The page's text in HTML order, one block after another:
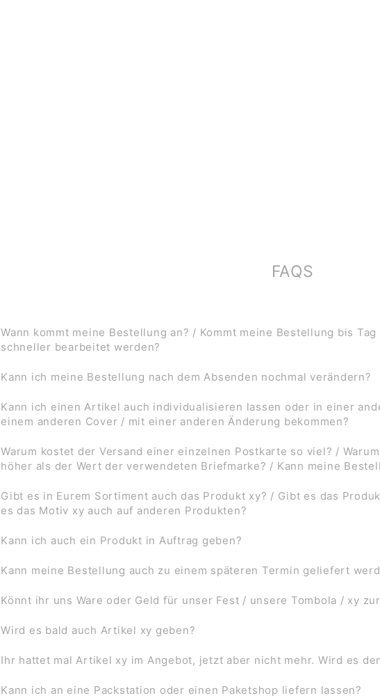
FAQS
Wann kommt meine Bestellung an? / Kommt meine Bestellung bis
schneller bearbeitet werden?
Kann ich meine Bestellung nach dem Absenden nochmal verändern?
Kann ich einen Artikel auch individualisieren lassen oder in einer
einem anderen Cover / mit einer anderen Änderung bekommen?
Warum kostet der Versand einer einzelnen Postkarte so viel? /
höher als der Wert der verwendeten Briefmarke? / Kann meine
Gibt es in Eurem Sortiment auch das Produkt xy? / Gibt es das
es das Motiv xy auch auf anderen Produkten?
Kann ich auch ein Produkt in Auftrag geben?
Kann meine Bestellung auch zu einem späteren Termin geliefert
Könnt ihr uns Ware oder Geld für unser Fest / unsere Tombola / xy
Wird es bald auch Artikel xy geben?
Ihr hattet mal Artikel xy im Angebot, jetzt aber nicht mehr. Wird es
Kann ich an eine Packstation oder einen Paketshop liefern lassen?